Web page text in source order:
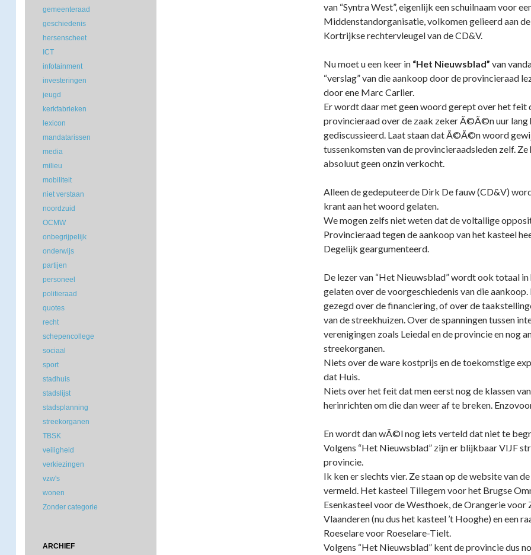
van “Syntra West”, eigenlijk een schuilnaam voor
Middenstandorganisatie, volkomen gelieerd aan
Kortrijkse rechtervleugel van de CD&V.
Nu moet u een keer in “Het Nieuwsblad” van
“verslag” van die aankoop door de provincieraad
door ene Marc Carlier.
Er wordt daar met geen woord gerept over het feit
provincieraad over de zaak zeker Ã©Ã©n uur lang
gediscussieerd. Laat staan dat Ã©Ã©n woord
tussenkomsten van de provincieraadsleden zelf.
absoluut geen onzin verkocht.
Alleen de gedeputeerde Dirk De fauw (CD&V)
krant aan het woord gelaten.
We mogen zelfs niet weten dat de voltallige
Provincieraad tegen de aankoop van het kasteel
Degelijk geargumenteerd.
De lezer van “Het Nieuwsblad” wordt ook totaal in
gelaten over de voorgeschiedenis van die
gezegd over de financiering, of over de
van de streekhuizen. Over de spanningen tussen
verenigingen zoals Leiedal en de provincie en nog
streekorganen.
Niets over de ware kostprijs en de toekomstige
dat Huis.
Niets over het feit dat men eerst nog de klassen
herinrichten om die dan weer af te breken.
En wordt dan wÃ©l nog iets verteld dat niet te
Volgens “Het Nieuwsblad” zijn er blijkbaar VIJF
provincie.
Ik ken er slechts vier. Ze staan op de website van
vermeld. Het kasteel Tillegem voor het Brugse
Esenkasteel voor de Westhoek, de Orangerie
Vlaanderen (nu dus het kasteel ’t Hooghe) en een
Roeselare voor Roeselare-Tielt.
Volgens “Het Nieuwsblad” kent de provincie dus
gemeenteraad
geschiedenis
hersenscheet
ICT
infotainment
investeringen
jeugd
kerkfabrieken
lexicon
mandatarissen
media
milieu
mobiliteit
niet verstaan
noordzuid
OCMW
onbegrijpelijk
onderwijs
partijen
personeel
politieraad
quotes
recht
schepencollege
sociaal
sport
stadhuis
stadslijst
stadsplanning
streekorganen
TBSK
veiligheid
verkiezingen
vzw's
wonen
Zonder categorie
ARCHIEF